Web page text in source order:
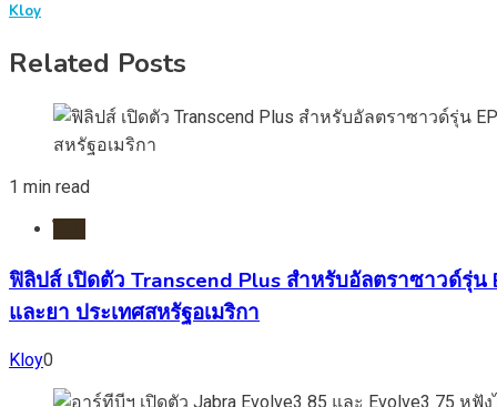
Kloy
Related Posts
1 min read
ฟิลิปส์ เปิดตัว Transcend Plus สำหรับอัลตราซาวด์รุ่
และยา ประเทศสหรัฐอเมริกา
Kloy0